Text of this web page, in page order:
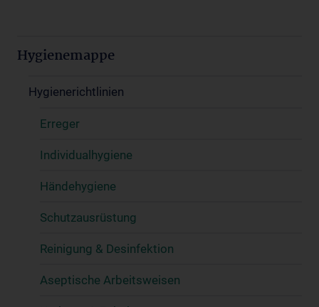
Hygienemappe
Hygienerichtlinien
Erreger
Individualhygiene
Händehygiene
Schutzausrüstung
Reinigung & Desinfektion
Aseptische Arbeitsweisen